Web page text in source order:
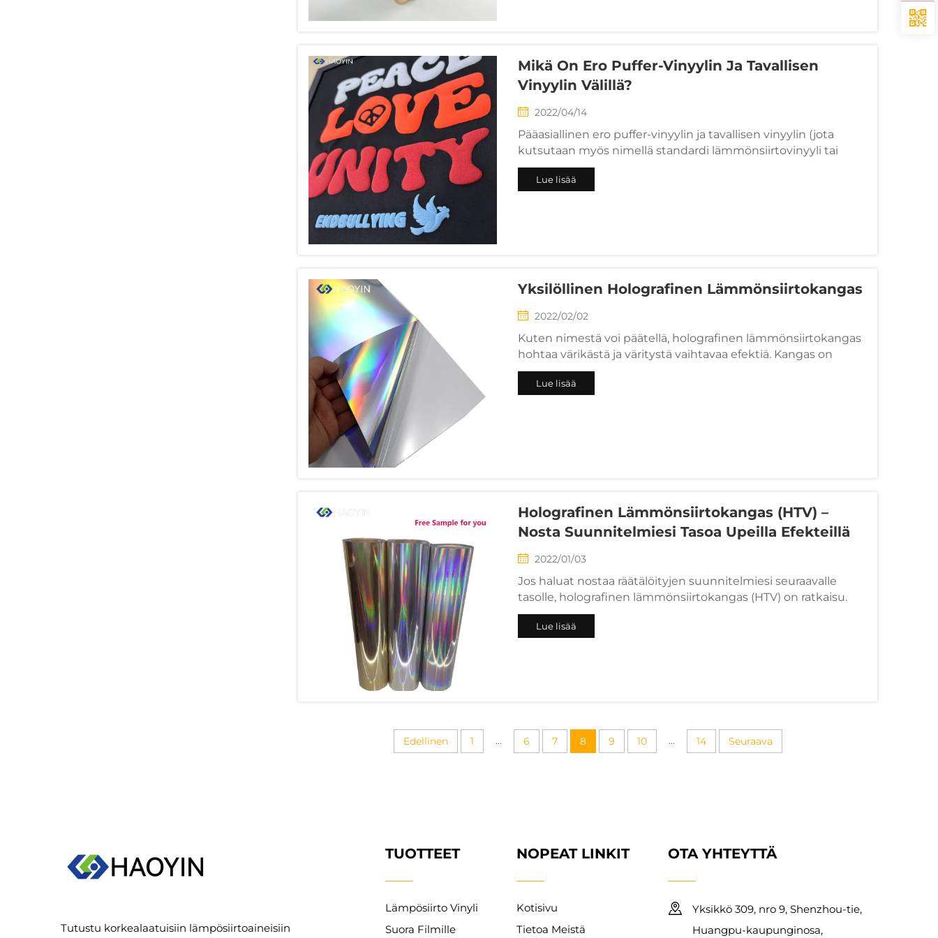
Mikä On Ero Puffer-Vinyylin Ja Tavallisen
Vinyylin Välillä?
2022/04/14
Pääasiallinen ero puffer-vinyylin ja tavallisen vinyylin (jota
kutsutaan myös nimellä standardi lämmönsiirtovinyyli tai
HTV) välillä on tekstuurissa, ulkoasussa ja lopputuloksessa
lämmön käytön jälkeen: 🟣 1. Puffer-vinyylin tekstuuri/vaikutus:
Lue lisää
Yksilöllinen Holografinen Lämmönsiirtokangas
2022/02/02
Kuten nimestä voi päätellä, holografinen lämmönsiirtokangas
hohtaa värikästä ja väritystä vaihtavaa efektiä. Kangas on
pinnoitettu metallisella galvanoinnilla, mikä tekee siitä
kestävän ja hankausta vastustavan. Sitä voi pestä koneessa...
Lue lisää
Holografinen Lämmönsiirtokangas (HTV) –
Nosta Suunnitelmiesi Tasoa Upeilla Efekteillä
2022/01/03
Jos haluat nostaa räätälöityjen suunnitelmiesi seuraavalle
tasolle, holografinen lämmönsiirtokangas (HTV) on ratkaisu.
Sen värikäs, heijastava pinta luo upeita visuaalisia efektejä,
jotka tekevät mistä tahansa projektista erottuvan irtoavan
Lue lisää
Edellinen 1 ... 6 7 8 9 10 ... 14 Seuraava
Tutustu korkealaatuisiin lämpösiirtoaineisiin
TUOTTEET
Lämpösiirto Vinyli
Suora Filmille
NOPEAT LINKIT
Kotisivu
Tietoa Meistä
OTA YHTEYTTÄ
Yksikkö 309, nro 9, Shenzhou-tie,
Huangpu-kaupunginosa,